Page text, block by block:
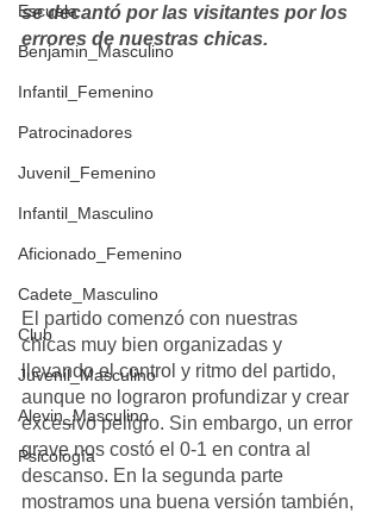
Escuela
Benjamin_Masculino
Infantil_Femenino
Patrocinadores
Juvenil_Femenino
Infantil_Masculino
Aficionado_Femenino
Cadete_Masculino
Club
Juvenil_Masculino
Alevin_Masculino
Psicología
se decantó por las visitantes por los
errores de nuestras chicas.
El partido comenzó con nuestras
chicas muy bien organizadas y
llevando el control y ritmo del partido,
aunque no lograron profundizar y crear
excesivo peligro. Sin embargo, un error
grave nos costó el 0-1 en contra al
descanso. En la segunda parte
mostramos una buena versión también,